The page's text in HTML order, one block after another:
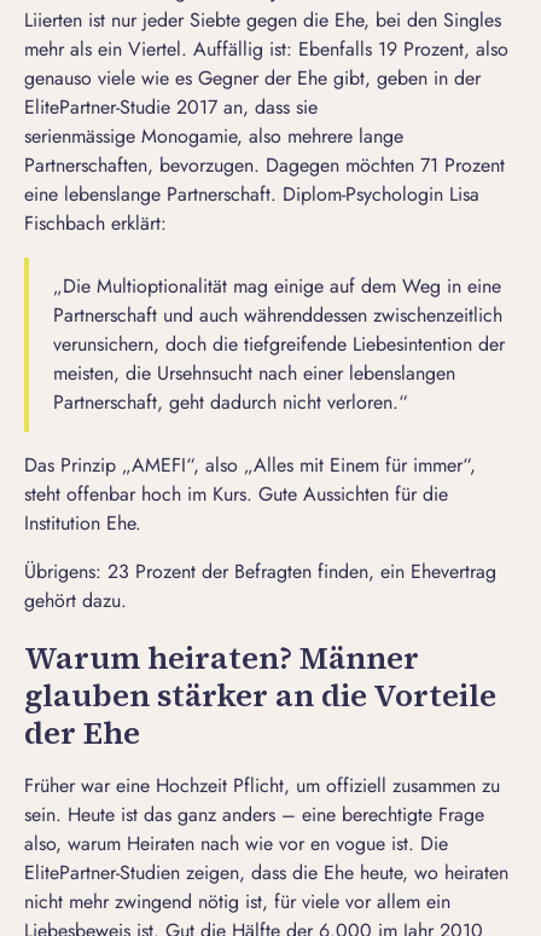
Liierten ist nur jeder Siebte gegen die Ehe, bei den Singles
mehr als ein Viertel. Auffällig ist: Ebenfalls 19 Prozent, also
genauso viele wie es Gegner der Ehe gibt, geben in der
ElitePartner-Studie 2017 an, dass sie
serienmässige Monogamie, also mehrere lange
Partnerschaften, bevorzugen. Dagegen möchten 71 Prozent
eine lebenslange Partnerschaft. Diplom-Psychologin Lisa
Fischbach erklärt:
„Die Multioptionalität mag einige auf dem Weg in eine
Partnerschaft und auch währenddessen zwischenzeitlich
verunsichern, doch die tiefgreifende Liebesintention der
meisten, die Ursehnsucht nach einer lebenslangen
Partnerschaft, geht dadurch nicht verloren.“
Das Prinzip „AMEFI“, also „Alles mit Einem für immer“,
steht offenbar hoch im Kurs. Gute Aussichten für die
Institution Ehe.
Übrigens: 23 Prozent der Befragten finden, ein Ehevertrag
gehört dazu.
Warum heiraten? Männer
glauben stärker an die Vorteile
der Ehe
Früher war eine Hochzeit Pflicht, um offiziell zusammen zu
sein. Heute ist das ganz anders – eine berechtigte Frage
also, warum Heiraten nach wie vor en vogue ist. Die
ElitePartner-Studien zeigen, dass die Ehe heute, wo heiraten
nicht mehr zwingend nötig ist, für viele vor allem ein